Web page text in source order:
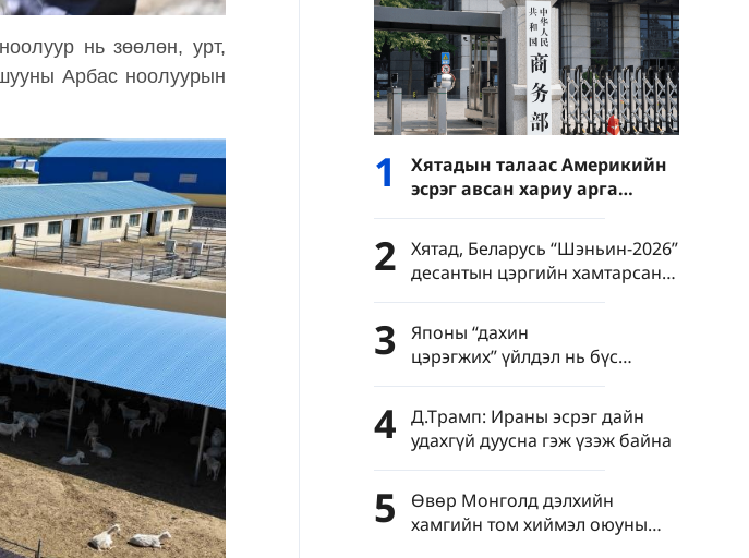
нь зөөлөн, урт,
Арбас ноолуурын
1
Хятадын талаас Америкийн
эсрэг авсан хариу арга
хэмжээ ямар дохио өгч
байна вэ?
2
Хятад, Беларусь “Шэньин-2026”
десантын цэргийн хамтарсан
сургуулилалт зохион байгуулна
3
Японы “дахин
цэрэгжих” үйлдэл нь бүс
нутгийн энх тайван, тогтвортой
байдалд заналхийлж байна
4
Д.Трамп: Ираны эсрэг дайн
удахгүй дуусна гэж үзэж байна
5
Өвөр Монголд дэлхийн
хамгийн том хиймэл оюуны